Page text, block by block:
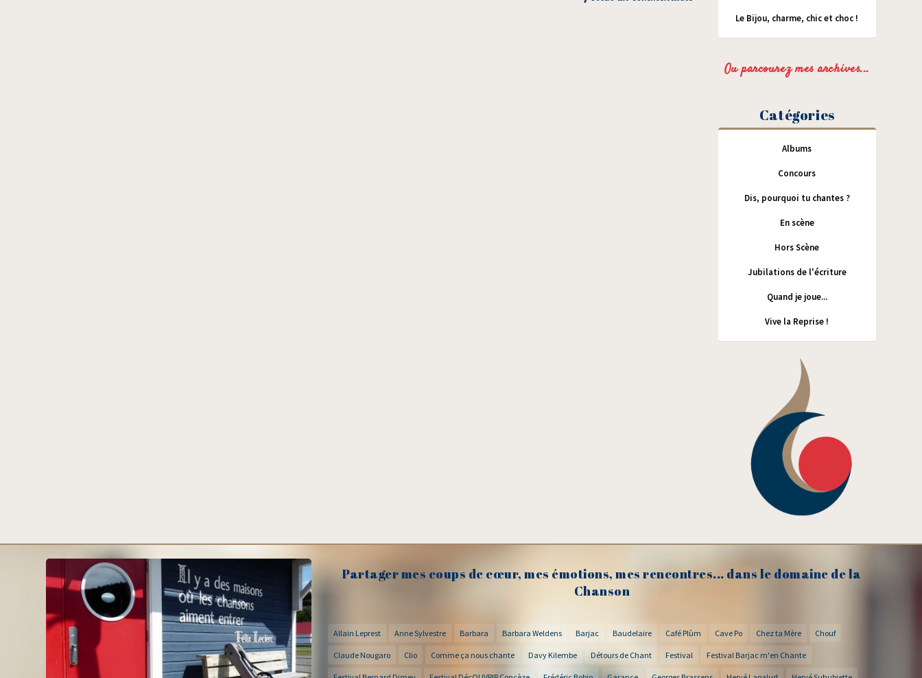
Le Bijou, charme, chic et choc !
Ou parcourez mes archives...
Catégories
Albums
Concours
Dis, pourquoi tu chantes ?
En scène
Hors Scène
Jubilations de l'écriture
Quand je joue...
Vive la Reprise !
Partager mes coups de cœur, mes émotions, mes rencontres... dans le domaine de la
Chanson
Allain Leprest Anne Sylvestre Barbara Barbara Weldens Barjac Baudelaire Café Plùm Cave Po Chez ta Mère Chouf
Claude Nougaro Clio Comme ça nous chante Davy Kilembe Détours de Chant Festival Festival Barjac m'en Chante